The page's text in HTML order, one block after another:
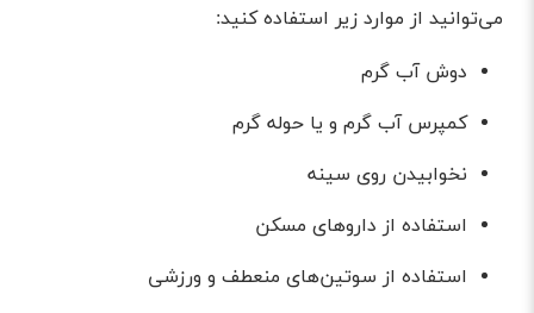
می‌توانید از موارد زیر استفاده کنید:
دوش آب گرم
کمپرس آب گرم و یا حوله گرم
نخوابیدن روی سینه
استفاده از داروهای مسکن
استفاده از سوتین‌های منعطف و ورزشی